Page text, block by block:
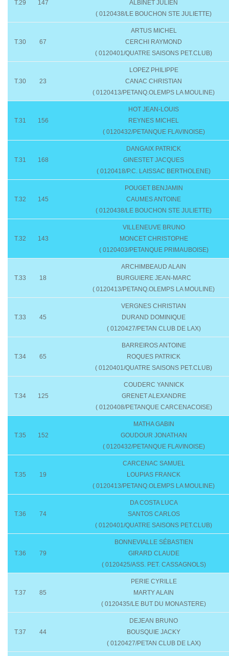
T.29 147
ALBINET JULIEN
( 0120438/LE BOUCHON STE JULIETTE)
T.30 67
ARTUS MICHEL
CERCHI RAYMOND
( 0120401/QUATRE SAISONS PET.CLUB)
T.30 23
LOPEZ PHILIPPE
CANAC CHRISTIAN
( 0120413/PETANQ.OLEMPS LA MOULINE)
T.31 156
HOT JEAN-LOUIS
REYNES MICHEL
( 0120432/PETANQUE FLAVINOISE)
T.31 168
DANGAIX PATRICK
GINESTET JACQUES
( 0120418/P.C. LAISSAC BERTHOLENE)
T.32 145
POUGET BENJAMIN
CAUMES ANTOINE
( 0120438/LE BOUCHON STE JULIETTE)
T.32 143
VILLENEUVE BRUNO
MONCET CHRISTOPHE
( 0120403/PETANQUE PRIMAUBOISE)
T.33 18
ARCHIMBEAUD ALAIN
BURGUIERE JEAN-MARC
( 0120413/PETANQ.OLEMPS LA MOULINE)
T.33 45
VERGNES CHRISTIAN
DURAND DOMINIQUE
( 0120427/PETAN CLUB DE LAX)
T.34 65
BARREIROS ANTOINE
ROQUES PATRICK
( 0120401/QUATRE SAISONS PET.CLUB)
T.34 125
COUDERC YANNICK
GRENET ALEXANDRE
( 0120408/PETANQUE CARCENACOISE)
T.35 152
MATHA GABIN
GOUDOUR JONATHAN
( 0120432/PETANQUE FLAVINOISE)
T.35 19
CARCENAC SAMUEL
LOUPIAS FRANCK
( 0120413/PETANQ.OLEMPS LA MOULINE)
T.36 74
DA COSTA LUCA
SANTOS CARLOS
( 0120401/QUATRE SAISONS PET.CLUB)
T.36 79
BONNEVIALLE SÉBASTIEN
GIRARD CLAUDE
( 0120425/ASS. PET. CASSAGNOLS)
T.37 85
PERIE CYRILLE
MARTY ALAIN
( 0120435/LE BUT DU MONASTERE)
T.37 44
DEJEAN BRUNO
BOUSQUIE JACKY
( 0120427/PETAN CLUB DE LAX)